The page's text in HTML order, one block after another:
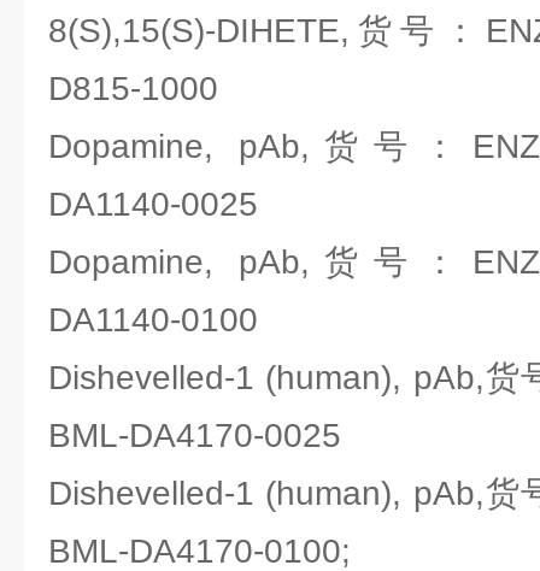
8(S),15(S)-DIHETE,货号：
D815-1000
Dopamine, pAb,货号：
DA1140-0025
Dopamine, pAb,货号：
DA1140-0100
Dishevelled-1 (human), pAb,货
BML-DA4170-0025
Dishevelled-1 (human), pAb,货
BML-DA4170-0100;